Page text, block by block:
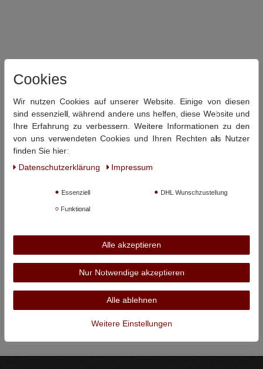
Cookies
Wir nutzen Cookies auf unserer Website. Einige von diesen
sind essenziell, während andere uns helfen, diese Website und
Ihre Erfahrung zu verbessern. Weitere Informationen zu den
von uns verwendeten Cookies und Ihren Rechten als Nutzer
finden Sie hier:
Daten­schutz­erklärung
Impressum
Essenziell DHL Wunschzustellung
Funktional
Alle akzeptieren
Nur Notwendige akzeptieren
Alle ablehnen
Weitere Einstellungen